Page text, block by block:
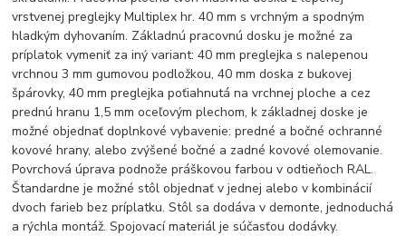
vrstvenej preglejky Multiplex hr. 40 mm s vrchným a spodným
hladkým dyhovaním. Základnú pracovnú dosku je možné za
príplatok vymeniť za iný variant: 40 mm preglejka s nalepenou
vrchnou 3 mm gumovou podložkou, 40 mm doska z bukovej
špárovky, 40 mm preglejka poťiahnutá na vrchnej ploche a cez
prednú hranu 1,5 mm oceľovým plechom, k základnej doske je
možné objednať doplnkové vybavenie: predné a bočné ochranné
kovové hrany, alebo zvýšené bočné a zadné kovové olemovanie.
Povrchová úprava podnože práškovou farbou v odtieňoch RAL.
Štandardne je možné stôl objednať v jednej alebo v kombinácií
dvoch farieb bez príplatku. Stôl sa dodáva v demonte, jednoduchá
a rýchla montáž. Spojovací materiál je súčasťou dodávky.